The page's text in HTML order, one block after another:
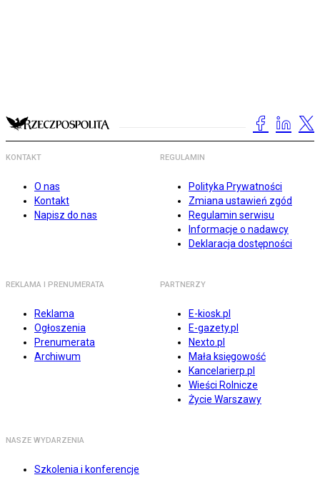
KONTAKT
O nas
Kontakt
Napisz do nas
REGULAMIN
Polityka Prywatności
Zmiana ustawień zgód
Regulamin serwisu
Informacje o nadawcy
Deklaracja dostępności
REKLAMA I PRENUMERATA
Reklama
Ogłoszenia
Prenumerata
Archiwum
PARTNERZY
E-kiosk.pl
E-gazety.pl
Nexto.pl
Mała księgowość
Kancelarierp.pl
Wieści Rolnicze
Życie Warszawy
NASZE WYDARZENIA
Szkolenia i konferencje